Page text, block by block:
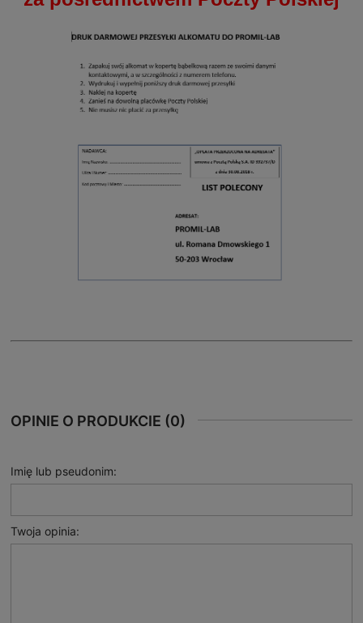
OPINIE O PRODUKCIE (0)
Imię lub pseudonim:
Twoja opinia: